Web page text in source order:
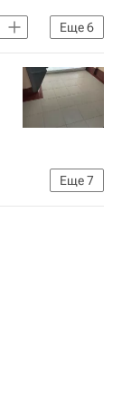
Еще6
Еще7